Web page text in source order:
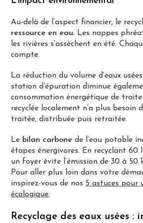
Au-delà de l’aspect financier, le
ressource en eau. Les nappes
les rivières s’assèchent en été.
compte.
La réduction du volume d’eaux
station d’épuration diminue
consommation énergétique de
recyclée localement n’a plus besoin
traitée, distribuée puis retraitée.
Le bilan carbone de l’eau potable
étapes énergivores. En recyclant 60
un foyer évite l’émission de 30 à 50
Pour aller plus loin dans votre
inspirez-vous de nos 5 astuces pour
écologique.
Recyclage des eaux usées :